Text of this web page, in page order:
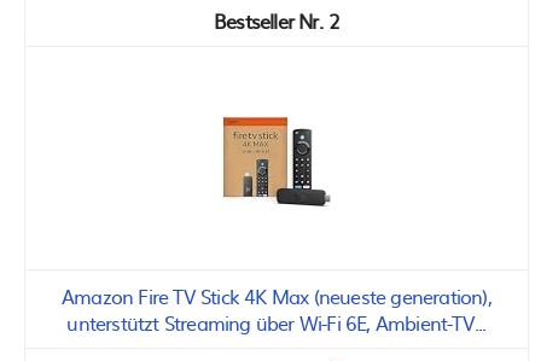
2
Amazon Fire TV Stick 4K Max (neueste generation),
unterstützt Streaming über Wi-Fi 6E, Ambient-TV...